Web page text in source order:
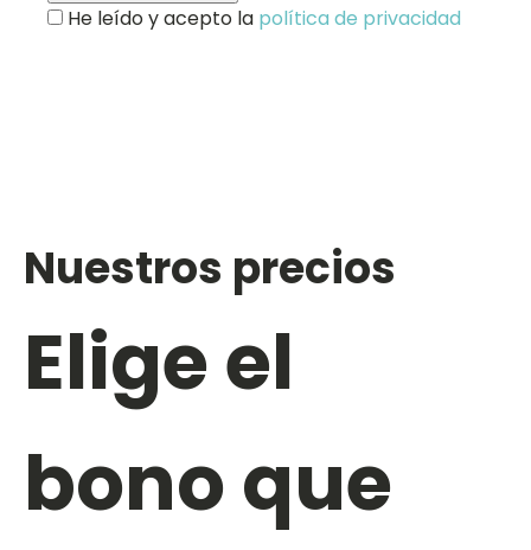
He leído y acepto la política de privacidad
Nuestros precios
Elige el
bono que